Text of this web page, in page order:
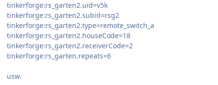
tinkerforge:rs_garten2.uid=v5k
tinkerforge:rs_garten2.subid=rsg2
tinkerforge:rs_garten2.type=remote_switch_a
tinkerforge:rs_garten2.houseCode=18
tinkerforge:rs_garten2.receiverCode=2
tinkerforge:rs_garten.repeats=6
usw.